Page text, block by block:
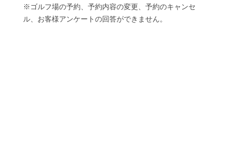
※ゴルフ場の予約、予約内容の変更、予約のキャンセ
ル、お客様アンケートの回答ができません。